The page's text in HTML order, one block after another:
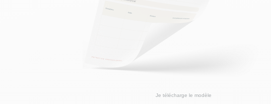
Je télécharge le modèle